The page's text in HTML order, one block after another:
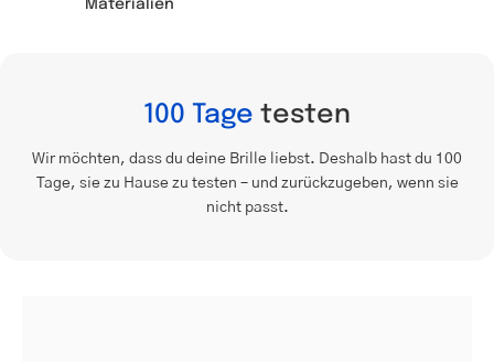
100 Tage testen
Wir möchten, dass du deine Brille liebst. Deshalb hast du 100
Tage, sie zu Hause zu testen – und zurückzugeben, wenn sie
nicht passt.